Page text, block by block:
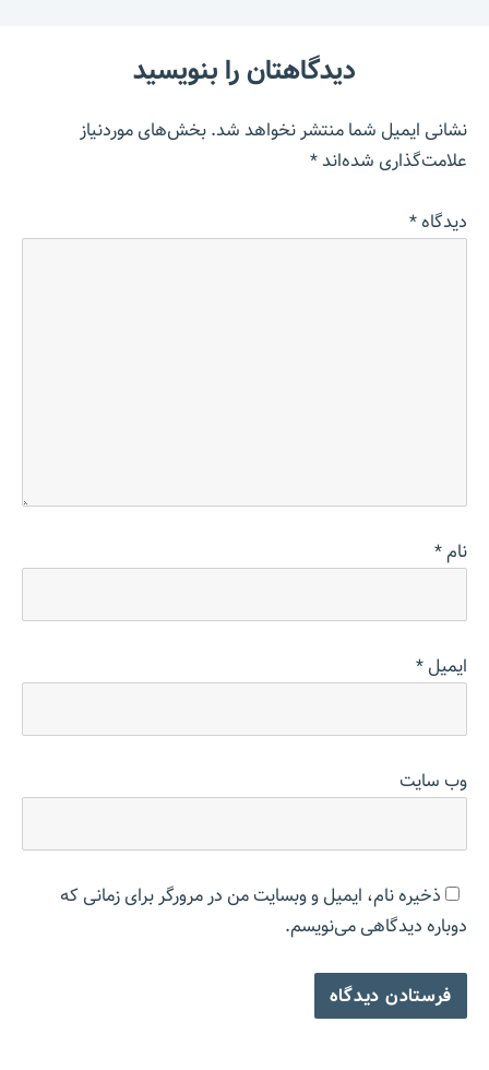
دیدگاهتان را بنویسید
نشانی ایمیل شما منتشر نخواهد شد.بخش‌های موردنیاز
علامت‌گذاری شده‌اند*
دیدگاه*
نام*
ایمیل*
وب‌ سایت
ذخیره نام، ایمیل و وبسایت من در مرورگر برای زمانی که
دوباره دیدگاهی می‌نویسم.